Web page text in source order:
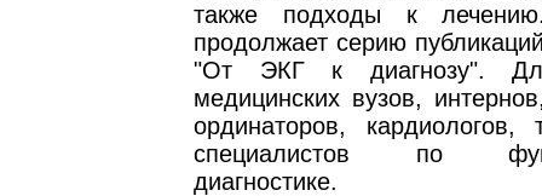
также подходы к
продолжает серию
"От ЭКГ к диагнозу".
медицинских вузов,
ординаторов, кардиологов,
специалистов по
диагностике.